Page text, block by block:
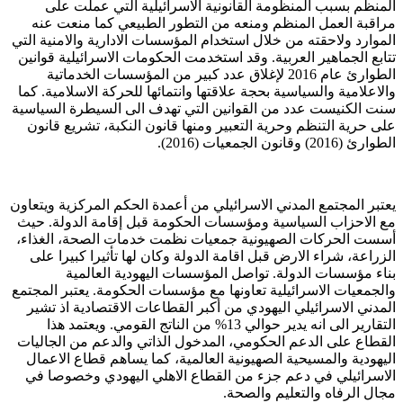
المنظم بسبب المنظومة القانونية الاسرائيلية التي عملت على
مراقبة العمل المنظم ومنعه من التطور الطبيعي كما منعت عنه
الموارد ولاحقته من خلال استخدام المؤسسات الادارية والامنية التي
تتابع الجماهير العربية. وقد استخدمت الحكومات الاسرائيلية قوانين
الطوارئ عام 2016 لإغلاق عدد كبير من المؤسسات الخدماتية
والاعلامية والسياسية بحجة علاقتها وانتمائها للحركة الاسلامية. كما
سنت الكنيست عدد من القوانين التي تهدف الى السيطرة السياسية
على حرية التنظم وحرية التعبير ومنها قانون النكبة، تشريع قانون
الطوارئ (2016) وقانون الجمعيات (2016).
يعتبر المجتمع المدني الاسرائيلي من أعمدة الحكم المركزية ويتعاون
مع الاحزاب السياسية ومؤسسات الحكومة قبل إقامة الدولة. حيث
أسست الحركات الصهيونية جمعيات نظمت خدمات الصحة، الغذاء،
الزراعة، شراء الارض قبل اقامة الدولة وكان لها تأثيرا كبيرا على
بناء مؤسسات الدولة. تواصل المؤسسات اليهودية العالمية
والجمعيات الاسرائيلية تعاونها مع مؤسسات الحكومة. يعتبر المجتمع
المدني الاسرائيلي اليهودي من أكبر القطاعات الاقتصادية اذ تشير
التقارير الى انه يدير حوالي 13% من الناتج القومي. ويعتمد هذا
القطاع على الدعم الحكومي، المدخول الذاتي والدعم من الجاليات
اليهودية والمسيحية الصهيونية العالمية، كما يساهم قطاع الاعمال
الاسرائيلي في دعم جزء من القطاع الاهلي اليهودي وخصوصا في
مجال الرفاه والتعليم والصحة.